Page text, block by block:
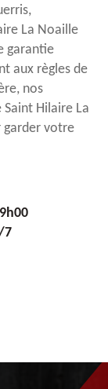
La Noaille
garantie
aux règles de
nos
Hilaire La
garder votre
7